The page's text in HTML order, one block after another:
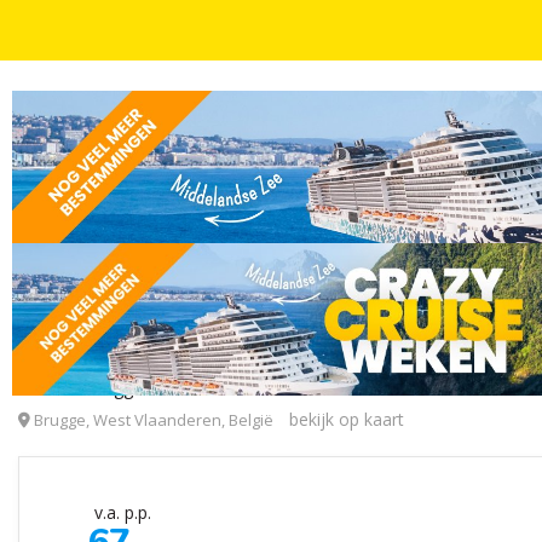
STEDEN DICHTBIJ 2, 3 OF 4 DAGEN INCL. ONTBIJT
Verblijf in het hart van historisch Brugge incl.
Martin's Brugge
Brugge, West Vlaanderen, België bekijk op kaart
v.a. p.p.